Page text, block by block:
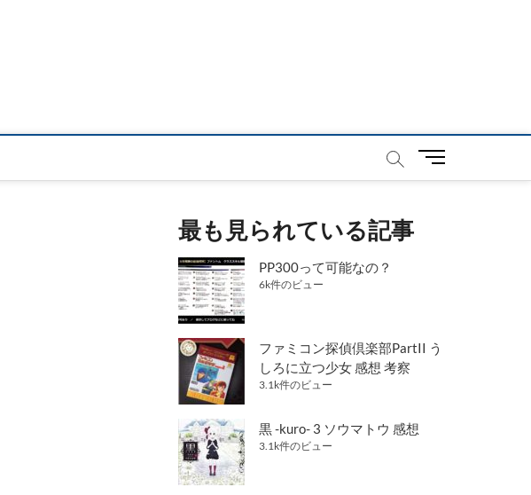
メ
最も見られている記事
PP300って可能なの？
6k件のビュー
ファミコン探偵倶楽部PartII う
しろに立つ少女 感想 考察
3.1k件のビュー
黒 -kuro- 3 ソウマトウ 感想
3.1k件のビュー